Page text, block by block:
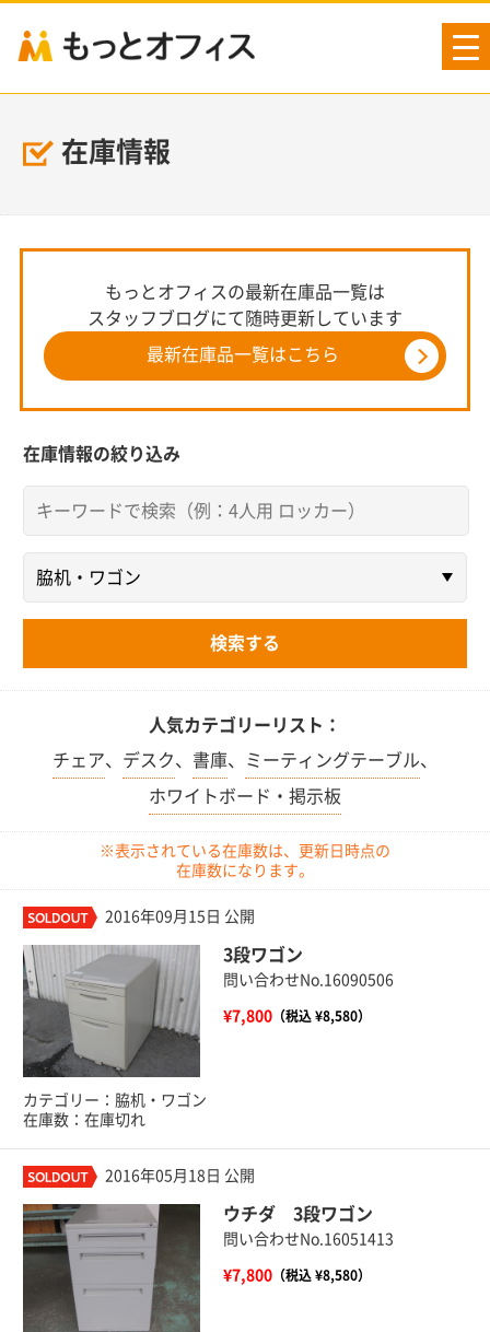
在庫情報
もっとオフィスの最新在庫品一覧は
スタッフブログにて随時更新しています
最新在庫品一覧はこちら
在庫情報の絞り込み
人気カテゴリーリスト：
チェア、 デスク、 書庫、 ミーティングテーブル、
ホワイトボード・掲示板
※表示されている在庫数は、更新日時点の
在庫数になります。
2016年09月15日 公開
3段ワゴン
問い合わせNo.16090506
¥7,800（税込 ¥8,580）
カテゴリー：脇机・ワゴン
在庫数：在庫切れ
2016年05月18日 公開
ウチダ 3段ワゴン
問い合わせNo.16051413
¥7,800（税込 ¥8,580）